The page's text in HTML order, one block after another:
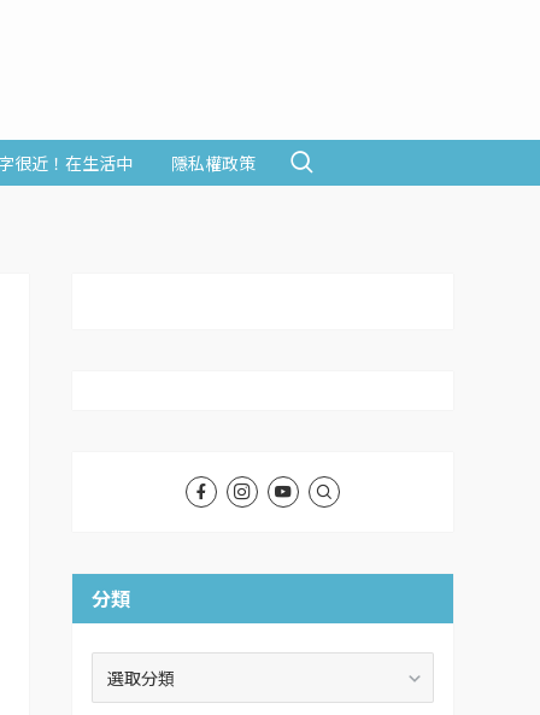
很近！在生活中 隱私權政策
分類